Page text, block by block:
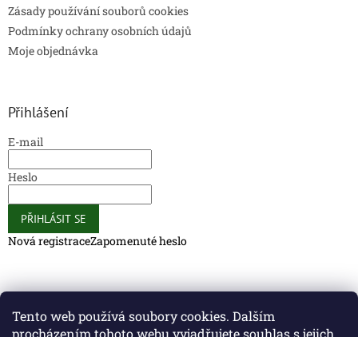
Tento web používá soubory cookies. Dalším
procházením tohoto webu vyjadřujete souhlas s jejich
Zásady používání souborů cookies
Podmínky ochrany osobních údajů
Moje objednávka
Přihlášení
E-mail
Heslo
PŘIHLÁSIT SE
Nová registraceZapomenuté heslo